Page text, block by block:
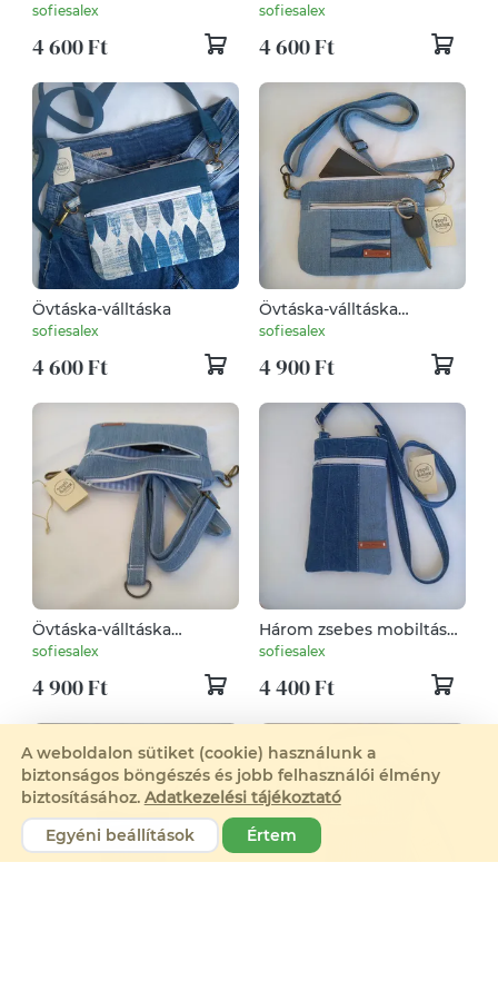
sofiesalex
4 600 Ft
sofiesalex
4 600 Ft
Övtáska-válltáska
sofiesalex
4 600 Ft
Övtáska-válltáska
mentett farmerból
sofiesalex
4 900 Ft
Övtáska-válltáska
mentett farmerból
sofiesalex
4 900 Ft
Három zsebes mobiltáska
mentett farmerból.
sofiesalex
4 400 Ft
A weboldalon sütiket (cookie) használunk a
biztonságos böngészés és jobb felhasználói élmény
biztosításához. Adatkezelési tájékoztató
Egyéni beállítások
Értem